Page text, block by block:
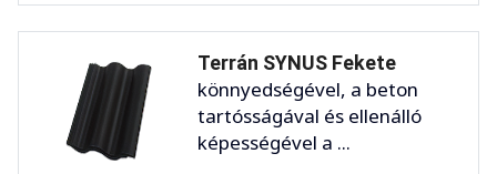
Terrán SYNUS Fekete
könnyedségével, a beton
tartósságával és ellenálló
képességével a ...